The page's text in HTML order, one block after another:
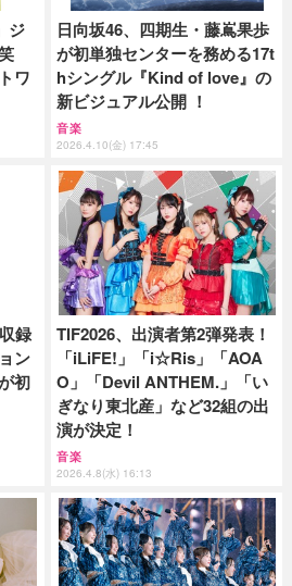
ジ
ワ
日向坂46、四期生・藤嶌果歩
が初単独センターを務める17t
hシングル『Kind of love』の
新ビジュアル公開 ！
音楽
2026.4.10(金) 17:45
録
ン
初
TIF2026、出演者第2弾発表！
「iLiFE!」「i☆Ris」「AOA
O」「Devil ANTHEM.」「い
ぎなり東北産」など32組の出
演が決定！
音楽
2026.4.8(水) 16:13